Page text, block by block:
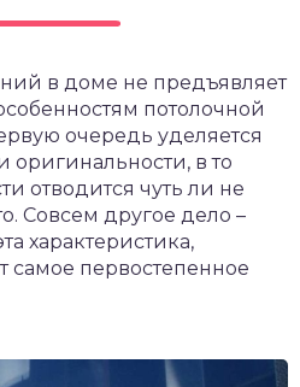
в доме не предъявляет
потолочной
очередь уделяется
оригинальности, в то
отводится чуть ли не
Совсем другое дело –
характеристика,
самое первостепенное